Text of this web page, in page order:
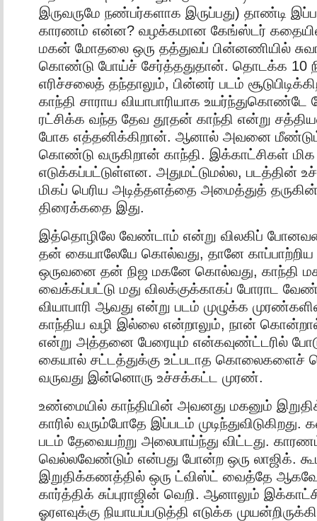
இருவருமே நண்பர்களாக இருப்பது) தாண்டி
காரணம் என்ன? வழக்கமான கேங்ஸ்டர்
மகன் மோதலை ஒரு தத்துவப் பின்னணியில்
கொண்டு போய்ச் சேர்த்ததுதான். தொடக்க 10
எரிச்சலைத் தந்தாலும், பின்னர் படம்
காந்தி சாராய வியாபாரியாக
ரட்சிக்க வந்த தேவ தூதன் காந்தி என்று
போக எத்தனிக்கிறான். ஆனால் அவனை மீண்டும்
கொண்டு வருகிறான் காந்தி. இக்காட்சிகள்
எடுக்கப்பட்டுள்ளன. அதுமட்டுமல்ல, படத்தின்
மிகப் பெரிய அடித்தளத்தை அமைத்துத்
திரைக்கதை இது.
இத்தொழிலே வேண்டாம் என்று விலகிப்
தன் கையாலேயே கொல்வது, தானே
ஒருவனை தன் நிஜ மகனே கொல்வது, காந்தி
வைக்கப்பட்டு மது விலக்குக்காகப் போராட
வியாபாரி ஆவது என்று படம் முழுக்க
காந்திய வழி இல்லை என்றாலும், நான் கொன்றால்
என்று அத்தனை பேரையும் என்கவுண்ட்டரில்
கையால் சட்டத்துக்கு உட்படாத கொலைகளைச்
வருவது இன்னொரு உச்சக்கட்ட முரண்.
உண்மையில் காந்தியின் அவனது மகனும்
காரில் வரும்போதே இப்படம் முடிந்துவிடுகிறது.
படம் தேவையற்று அலைபாய்ந்து விட்டது.
வெல்லவேண்டும் என்பது போன்ற ஒரு லாஜிக்.
இறுதிக்கணத்தில் ஒரு ட்விஸ்ட் வைத்தே
கார்த்திக் சுப்புராஜின் வெறி. ஆனாலும்
ஓரளவுக்கு நியாயப்படுத்தி எடுக்க